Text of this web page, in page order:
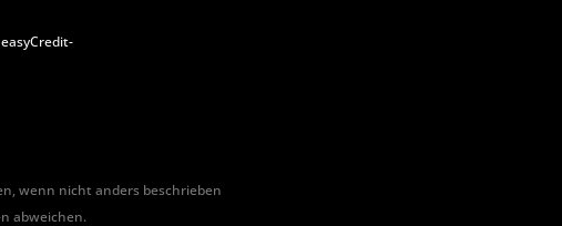
wenn nicht anders beschrieben
abweichen.